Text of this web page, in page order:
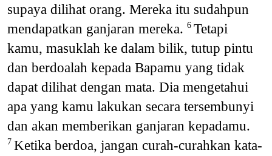
supaya dilihat orang. Mereka itu sudahpun
mendapatkan ganjaran mereka. 6 Tetapi
kamu, masuklah ke dalam bilik, tutup pintu
dan berdoalah kepada Bapamu yang tidak
dapat dilihat dengan mata. Dia mengetahui
apa yang kamu lakukan secara tersembunyi
dan akan memberikan ganjaran kepadamu.
7 Ketika berdoa, jangan curah-curahkan kata-